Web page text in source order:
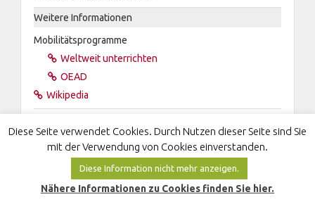
Weitere Informationen
Mobilitätsprogramme
Weltweit unterrichten
OEAD
Wikipedia
Diese Seite verwendet Cookies. Durch Nutzen dieser Seite sind Sie
mit der Verwendung von Cookies einverstanden.
Diese Information nicht mehr anzeigen.
Nähere Informationen zu Cookies finden Sie hier.